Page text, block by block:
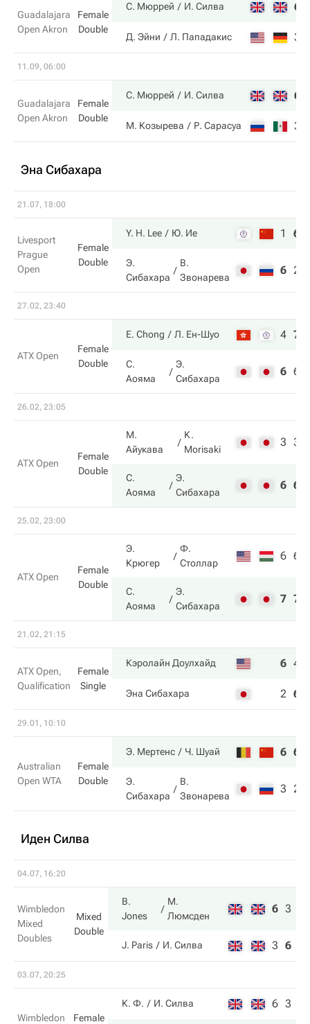
Guadalajara
Open Akron
Female
Double
С. Мюррей И. Силва 6
Д. Эйни Л. Пападакис 3
11.09, 06:00
Guadalajara
Open Akron
Female
Double
С. Мюррей И. Силва 6
М. Козырева Р. Сарасуа 3
Эна Сибахара
21.07, 18:00
Livesport
Prague
Open
Female
Double
Y. H. Lee Ю. Ие 1 6
Э.
Сибахара
В.
Звонарева
6 2
27.02, 23:40
ATX Open
Female
Double
E. Chong Л. Ен-Шуо 4 7
С.
Аояма
Э.
Сибахара
6 6
26.02, 23:05
ATX Open
Female
Double
М.
Айукава
K.
Morisaki
3 3
С.
Аояма
Э.
Сибахара
6 6
25.02, 23:00
ATX Open
Female
Double
Э.
Крюгер
Ф.
Столлар
6 6
С.
Аояма
Э.
Сибахара
7 7
21.02, 21:15
ATX Open,
Qualification
Female
Single
Кэролайн Доулхайд 6 4
Эна Сибахара 2 6
29.01, 10:10
Australian
Open WTA
Female
Double
Э. Мертенс Ч. Шуай 6 6
Э.
Сибахара
В.
Звонарева
3 2
Иден Силва
04.07, 16:20
Wimbledon
Mixed
Doubles
Mixed
Double
B.
Jones
М.
Люмсден
6 3
J. Paris И. Силва 3 6
03.07, 20:25
Wimbledon
Female
К. Ф. И. Силва 6 3